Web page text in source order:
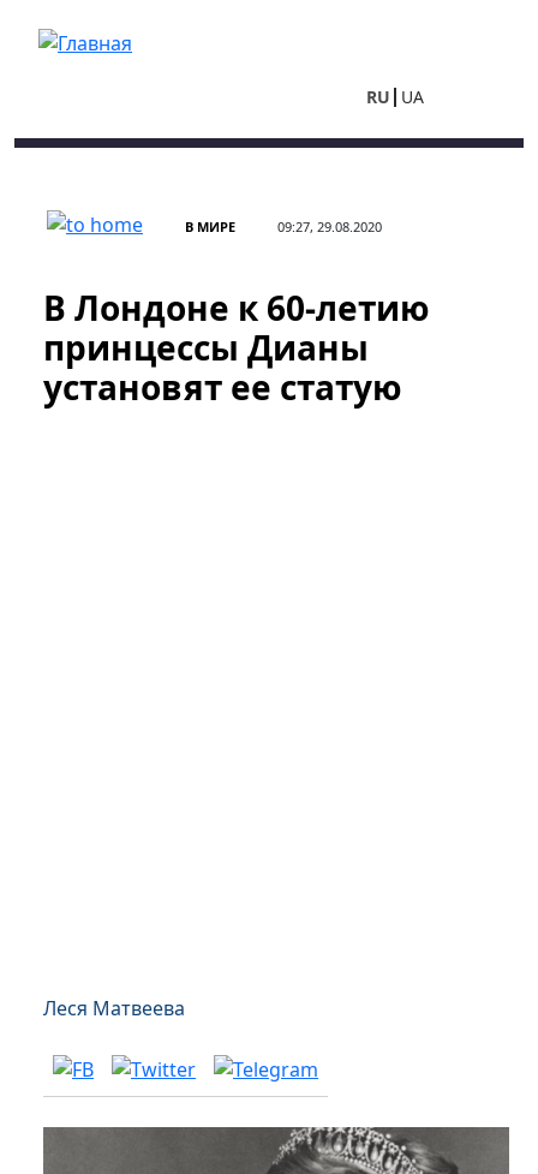
RU UA
В МИРЕ 09:27, 29.08.2020
В Лондоне к 60-летию
принцессы Дианы
установят ее статую
Леся Матвеева